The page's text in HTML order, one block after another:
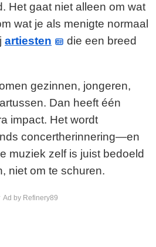
Het gaat niet alleen om wat
wat je als menigte normaal
artiesten
die een breed
gezinnen, jongeren,
Dan heeft één
impact. Het wordt
concertherinnering—en
muziek zelf is juist bedoeld
niet om te schuren.
Ad by Refinery89